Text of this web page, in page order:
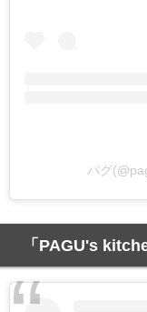
パグ
「PAGU's